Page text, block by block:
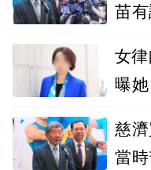
苗
女
曝
慈
當